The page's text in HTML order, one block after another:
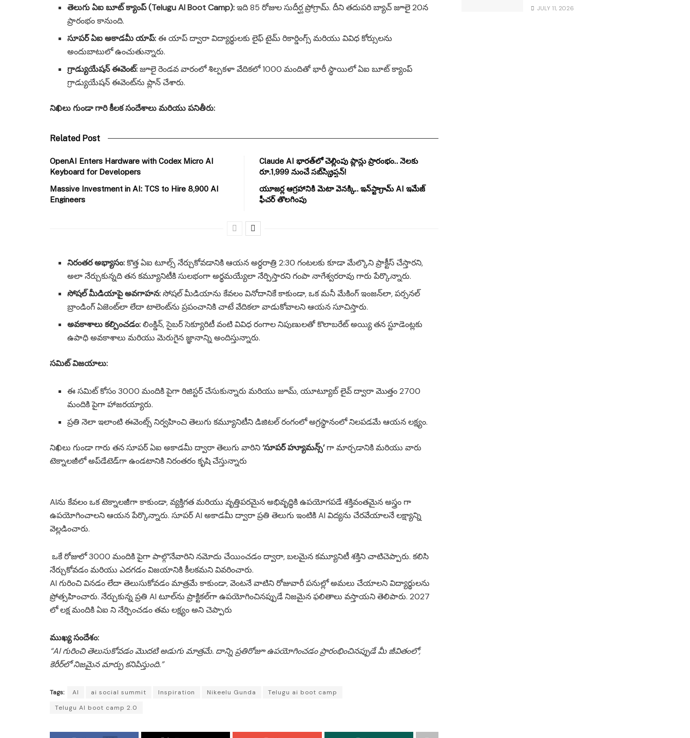
తెలుగు ఏఐ బూట్ క్యాంప్ (Telugu AI Boot Camp):ఇది 85 రోజుల సుదీర్ఘ ప్రోగ్రామ్. దీని తదుపరి బ్యాచ్ జూలై 20న
ప్రారంభం కానుంది.
సూపర్ ఏఐ అకాడమీ యాప్:ఈ యాప్ ద్వారా విద్యార్థులకు లైఫ్ టైమ్ రికార్డింగ్స్ మరియు వివిధ కోర్సులను
అందుబాటులో ఉంచుతున్నారు.
గ్రాడ్యుయేషన్ ఈవెంట్:జూలై రెండవ వారంలో శిల్పకళా వేదికలో 1000 మందితో భారీ స్థాయిలో ఏఐ బూట్ క్యాంప్
గ్రాడ్యుయేషన్ ఈవెంట్‌ను ప్లాన్ చేశారు.
నిఖిలు గుండా గారి కీలక సందేశాలు మరియు పనితీరు:
Related Post
OpenAI Enters Hardware with Codex Micro AI
Keyboard for Developers
Massive Investment in AI: TCS to Hire 8,900 AI
Engineers
Claude AI భారత్‌లో చెల్లింపు ప్లాన్లు ప్రారంభం.. నెలకు
రూ.1,999 నుంచే సబ్‌స్క్రిప్షన్!
యూజర్ల ఆగ్రహానికి మెటా వెనక్కి.. ఇన్‌స్టాగ్రామ్ AI ఇమేజ్
ఫీచర్ తొలగింపు
నిరంతర అభ్యాసం:కొత్త ఏఐ టూల్స్ నేర్చుకోవడానికి ఆయన అర్ధరాత్రి 2:30 గంటలకు కూడా మేల్కొని ప్రాక్టీస్ చేస్తారని,
అలా నేర్చుకున్నది తన కమ్యూనిటీకి సులభంగా అర్థమయ్యేలా నేర్పిస్తారని గంపా నాగేశ్వరరావు గారు పేర్కొన్నారు.
సోషల్ మీడియాపై అవగాహన:సోషల్ మీడియాను కేవలం వినోదానికే కాకుండా, ఒక మనీ మేకింగ్ ఇంజన్‌లా, పర్సనల్
బ్రాండింగ్ ఏజెంట్‌లా లేదా టాలెంట్‌ను ప్రపంచానికి చాటే వేదికలా వాడుకోవాలని ఆయన సూచిస్తారు.
అవకాశాలు కల్పించడం:లింక్డిన్, సైబర్ సెక్యూరిటీ వంటి వివిధ రంగాల నిపుణులతో కొలాబరేట్ అయ్యి తన స్టూడెంట్లకు
ఉపాధి అవకాశాలు మరియు మెరుగైన జ్ఞానాన్ని అందిస్తున్నారు.
సమిట్ విజయాలు:
ఈ సమిట్ కోసం 3000 మందికి పైగా రిజిస్టర్ చేసుకున్నారు మరియు జూమ్, యూట్యూబ్ లైవ్ ద్వారా మొత్తం 2700
మందికి పైగా హాజరయ్యారు.
ప్రతి నెలా ఇలాంటి ఈవెంట్స్ నిర్వహించి తెలుగు కమ్యూనిటీని డిజిటల్ రంగంలో అగ్రస్థానంలో నిలపడమే ఆయన లక్ష్యం.
నిఖిలు గుండా గారు తన సూపర్ ఏఐ అకాడమీ ద్వారా తెలుగు వారిని‘సూపర్ హ్యూమన్స్’గా మార్చడానికి మరియు వారు
టెక్నాలజీలో అప్‌డేటెడ్‌గా ఉండటానికి నిరంతరం కృషి చేస్తున్నారు
AIను కేవలం ఒక టెక్నాలజీగా కాకుండా, వ్యక్తిగత మరియు వృత్తిపరమైన అభివృద్ధికి ఉపయోగపడే శక్తివంతమైన అస్త్రం గా
ఉపయోగించాలని ఆయన పేర్కొన్నారు. సూపర్ AI అకాడమీ ద్వారా ప్రతి తెలుగు ఇంటికి AI విద్యను చేరవేయాలనే లక్ష్యాన్ని
వెల్లడించారు.
ఒకే రోజులో 3000 మందికి పైగా పాల్గొనేవారిని నమోదు చేయించడం ద్వారా, బలమైన కమ్యూనిటీ శక్తిని చాటిచెప్పారు. కలిసి
నేర్చుకోవడం మరియు ఎదగడం విజయానికి కీలకమని వివరించారు.
AI గురించి వినడం లేదా తెలుసుకోవడం మాత్రమే కాకుండా, వెంటనే వాటిని రోజువారీ పనుల్లో అమలు చేయాలని విద్యార్థులను
ప్రోత్సహించారు. నేర్చుకున్న ప్రతి AI టూల్‌ను ప్రాక్టికల్‌గా ఉపయోగించినప్పుడే నిజమైన ఫలితాలు వస్తాయని తెలిపారు. 2027
లో లక్ష మందికి ఏఐ ని నేర్పించడం తమ లక్ష్యం అని చెప్పారు
ముఖ్య సందేశం:
“AI గురించి తెలుసుకోవడం మొదటి అడుగు మాత్రమే. దాన్ని ప్రతిరోజూ ఉపయోగించడం ప్రారంభించినప్పుడే మీ జీవితంలో,
కెరీర్‌లో నిజమైన మార్పు కనిపిస్తుంది.”
Tags: AI ai social summit Inspiration Nikeelu Gunda
Telugu ai boot camp
Telugu AI boot camp 2.0
JULY 11, 2026